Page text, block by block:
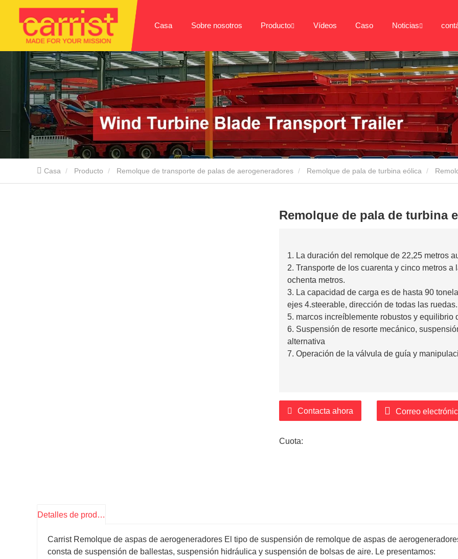
Casa Sobre nosotros Producto Vídeos Caso Noticias
Casa Producto Remolque de transporte de palas de aerogeneradores Remolque de pala de turbina eólica
Remolque de pala de turbina
1. La duración del remolque de 22,25 metros
2. Transporte de los cuarenta y cinco metros
ochenta metros.
3. La capacidad de carga es de hasta 90
ejes 4.steerable, dirección de todas las ruedas.
5. marcos increíblemente robustos y equilibrio
6. Suspensión de resorte mecánico,
alternativa
7. Operación de la válvula de guía y
Contacta ahora Correo
Cuota:
Detalles de producto
Carrist Remolque de aspas de aerogeneradores El tipo de suspensión de remolque de aspas de
consta de suspensión de ballestas, suspensión hidráulica y suspensión de bolsas de aire. Le presentamos: